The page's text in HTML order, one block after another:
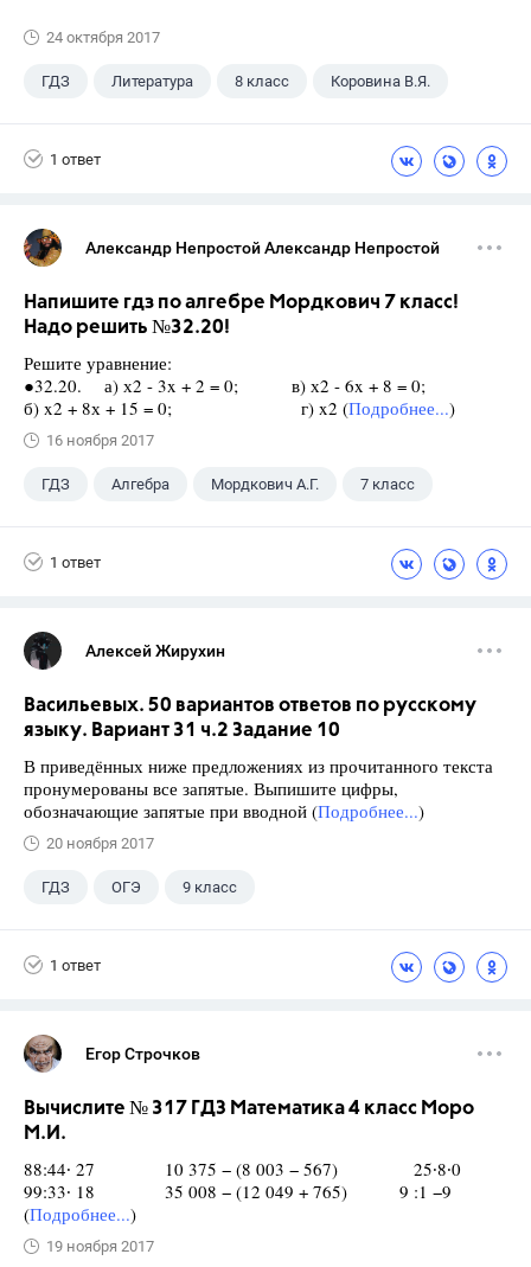
24 октября 2017
ГДЗ Литература 8 класс Коровина В.Я.
1 ответ
Александр Непростой Александр Непростой
Напишите гдз по алгебре Мордкович 7 класс!
Надо решить №32.20!
Решите уравнение:
●32.20. а) х2 - 3x + 2 = 0; в) х2 - 6x + 8 = 0;
б) x2 + 8х + 15 = 0; г) x2 (Подробнее...)
16 ноября 2017
ГДЗ Алгебра Мордкович А.Г. 7 класс
1 ответ
Алексей Жирухин
Васильевых. 50 вариантов ответов по русскому
языку. Вариант 31 ч.2 Задание 10
В приведённых ниже предложениях из прочитанного текста
пронумерованы все запятые. Выпишите цифры,
обозначающие запятые при вводной (Подробнее...)
20 ноября 2017
ГДЗ ОГЭ 9 класс
1 ответ
Егор Строчков
Вычислите № 317 ГДЗ Математика 4 класс Моро
М.И.
88:44∙ 27 10 375 − (8 003 − 567) 25∙8∙0
99:33∙ 18 35 008 − (12 049 + 765) 9 :1 −9
(Подробнее...)
19 ноября 2017